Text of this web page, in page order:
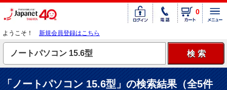
0
ようこそ！ 新規会員登録はこちら
「ノートパソコン 15.6型」の検索結果（全5件